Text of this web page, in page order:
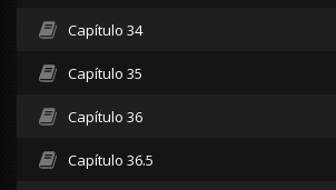
Capítulo 34
Capítulo 35
Capítulo 36
Capítulo 36.5